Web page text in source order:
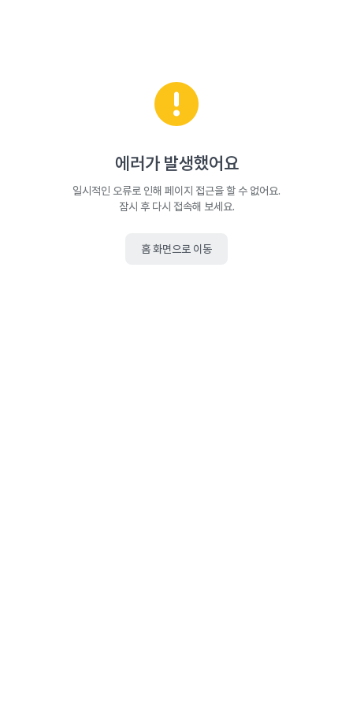
에러가 발생했어요
일시적인 오류로 인해 페이지 접근을 할 수 없어요.
잠시 후 다시 접속해 보세요.
홈 화면으로 이동